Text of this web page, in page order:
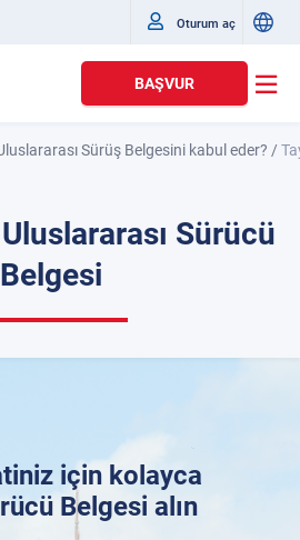
Oturum aç
BAŞVUR
Sürüş Belgesini kabul eder? /
Sürücü
Belgesi
için kolayca
Belgesi alın